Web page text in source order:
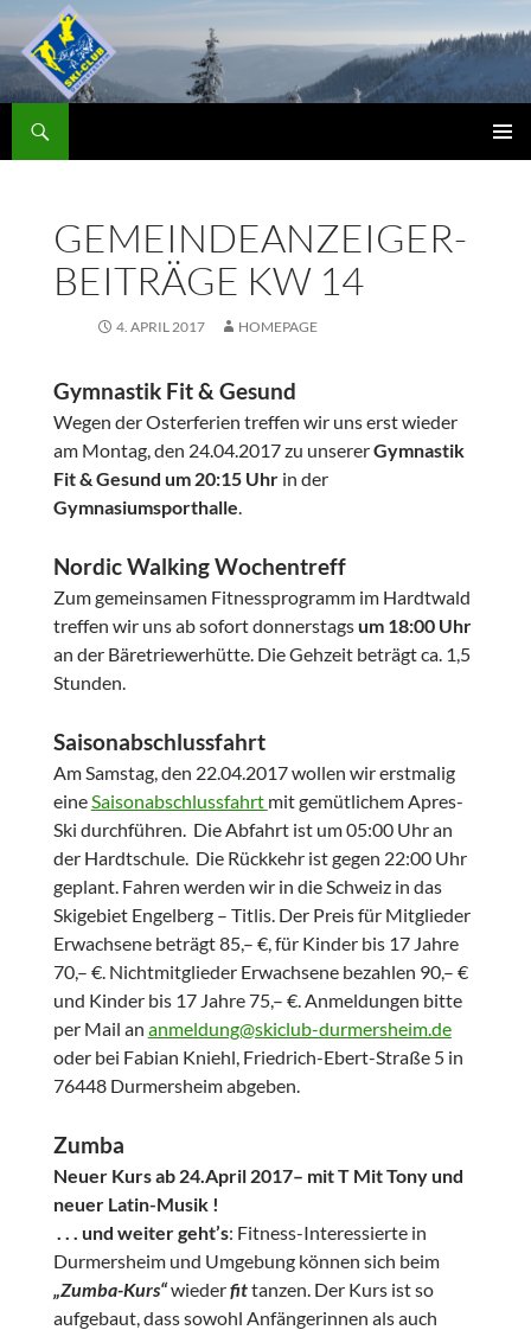
Zum
Inhalt
springen
Skiclub
GEMEINDEANZEIGER-
BEITRÄGE KW 14
4. APRIL 2017 HOMEPAGE
Gymnastik Fit & Gesund
Wegen der Osterferien treffen wir uns erst wieder
am Montag, den 24.04.2017 zu unsererGymnastik
Fit & Gesund um 20:15 Uhrin der
Gymnasiumsporthalle
Nordic Walking Wochentreff
Zum gemeinsamen Fitnessprogramm im Hardtwald
treffen wir uns ab sofort donnerstagsum 18:00 Uhr
an der Bäretriewerhütte. Die Gehzeit beträgt ca. 1,5
Stunden.
Saisonabschlussfahrt
Am Samstag, den 22.04.2017 wollen wir erstmalig
eine Saisonabschlussfahrt mit gemütlichem Apres-
Ski durchführen. Die Abfahrt ist um 05:00 Uhr an
der Hardtschule. Die Rückkehr ist gegen 22:00 Uhr
geplant. Fahren werden wir in die Schweiz in das
Skigebiet Engelberg – Titlis. Der Preis für Mitglieder
Erwachsene beträgt 85,– €, für Kinder bis 17 Jahre
70,– €. Nichtmitglieder Erwachsene bezahlen 90,– €
und Kinder bis 17 Jahre 75,– €. Anmeldungen bitte
per Mail an anmeldung@skiclub-durmersheim.de
oder bei Fabian Kniehl, Friedrich-Ebert-Straße 5 in
76448 Durmersheim abgeben.
Zumba
Neuer Kurs ab 24.April 2017– mit T Mit Tony und
neuer Latin-Musik !
. . . und weiter geht’s: Fitness-Interessierte in
Durmersheim und Umgebung können sich beim
„Zumba-Kurs“wiederfittanzen. Der Kurs ist so
aufgebaut, dass sowohl Anfängerinnen als auch